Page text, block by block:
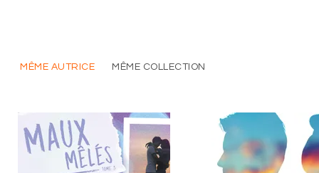
MÊME AUTRICE MÊME COLLECTION